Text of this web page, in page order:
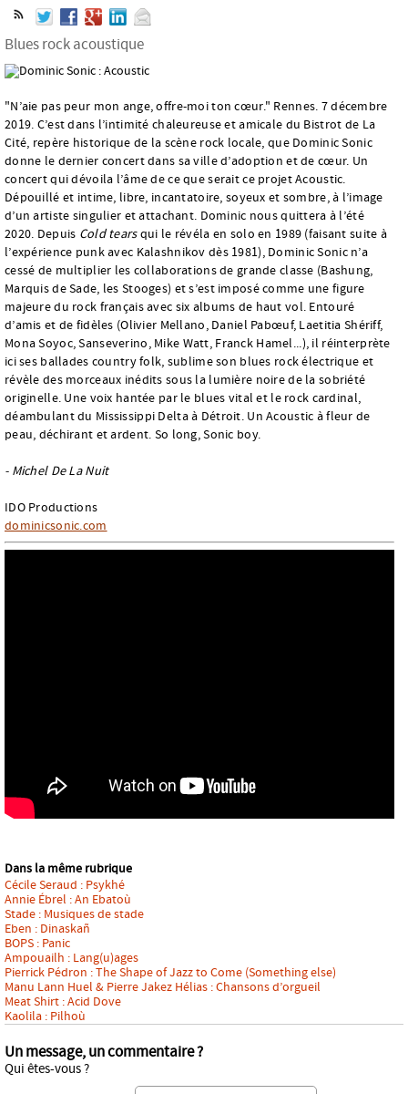
Blues rock acoustique
"N’aie pas peur mon ange, offre-moi ton cœur." Rennes. 7 décembre
2019. C’est dans l’intimité chaleureuse et amicale du Bistrot de La
Cité, repère historique de la scène rock locale, que Dominic Sonic
donne le dernier concert dans sa ville d’adoption et de cœur. Un
concert qui dévoila l’âme de ce que serait ce projet Acoustic.
Dépouillé et intime, libre, incantatoire, soyeux et sombre, à l’image
d’un artiste singulier et attachant. Dominic nous quittera à l’été
2020. Depuis Cold tearsqui le révéla en solo en 1989 (faisant suite à
l’expérience punk avec Kalashnikov dès 1981), Dominic Sonic n’a
cessé de multiplier les collaborations de grande classe (Bashung,
Marquis de Sade, les Stooges) et s’est imposé comme une figure
majeure du rock français avec six albums de haut vol. Entouré
d’amis et de fidèles (Olivier Mellano, Daniel Pabœuf, Laetitia Shériff,
Mona Soyoc, Sanseverino, Mike Watt, Franck Hamel...), il réinterprète
ici ses ballades country folk, sublime son blues rock électrique et
révèle des morceaux inédits sous la lumière noire de la sobriété
originelle. Une voix hantée par le blues vital et le rock cardinal,
déambulant du Mississippi Delta à Détroit. Un Acoustic à fleur de
peau, déchirant et ardent. So long, Sonic boy.
- Michel De La Nuit
IDO Productions
dominicsonic.com
Dans la même rubrique
Cécile Seraud : Psykhé
Annie Ébrel : An Ebatoù
Stade : Musiques de stade
Eben : Dinaskañ
BOPS : Panic
Ampouailh : Lang(u)ages
Pierrick Pédron : The Shape of Jazz to Come (Something else)
Manu Lann Huel & Pierre Jakez Hélias : Chansons d’orgueil
Meat Shirt : Acid Dove
Kaolila : Pilhoù
Un message, un commentaire ?
Qui êtes-vous ?